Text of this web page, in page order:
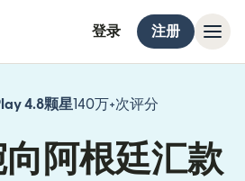
登录 注册
4.8颗星140万+次评分
阿根廷汇款